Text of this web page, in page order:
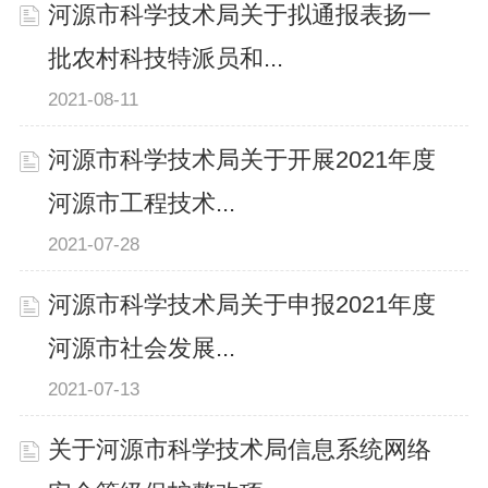
河源市科学技术局关于拟通报表扬一
批农村科技特派员和...
2021-08-11
河源市科学技术局关于开展2021年度
河源市工程技术...
2021-07-28
河源市科学技术局关于申报2021年度
河源市社会发展...
2021-07-13
关于河源市科学技术局信息系统网络